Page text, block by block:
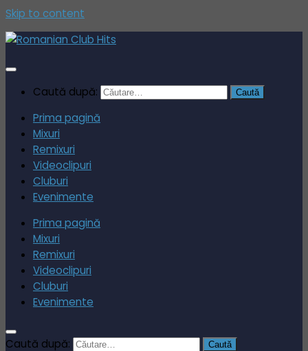
Skip to content
Caută după:
Prima pagină
Mixuri
Remixuri
Videoclipuri
Cluburi
Evenimente
Prima pagină
Mixuri
Remixuri
Videoclipuri
Cluburi
Evenimente
Caută după: